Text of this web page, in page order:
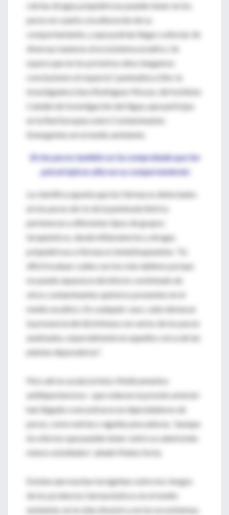
ciertas drogas psiquiátricas pueden tener en los
peces en cuanto a la alteración de su
comportamiento, y que podrían llegar a afectar de
diversas maneras al ecosistema acuático. Se
espera que en los próximos años tengamos
conclusiones al respecto”, puntualiza a Sinc la
investigadora Sara Rodríguez Mozaz, del Instituto
Catalán de Investigación del Agua, que participa
en la Red Europea sobre Contaminantes
Emergentes en el medio ambiente.
En los peces también se ha comprobado que los
psicotrópicos alteran su comportamiento
La científica apunta que los fármacos detectados
en los peces de río de la península ibérica
pertenecen a diferentes tipos de grupos
terapéuticos, desde inflamatorios y drogas
psiquiátricas a fármacos betabloqueantes. “Es
difícil evaluar cuáles son los más dañinos porque
no puede separarse del efecto combinado de
otros contaminantes químicos presentes en el
medio acuático. En cualquier caso, cabe destacar
la presencia del diclofenaco en varios de los peces
analizados, especialmente en aquellos cerca de las
plantas depuradoras”.
Pero ahí no acaba la lista. Medicamentos
antihipertensivos –que reducen la presión arterial–
han llegado a encontrarse en depredadores de
peces, como nutrias o águilas pescadoras, “aunque
los efectos que pueden tener sobre su salud están
menos estudiados”, añade Mateo Soria.
Existen aún muchas incógnitas sobre los riesgos
de los productos farmacéuticos en el medio
ambiente, en la vida silvestre y en los ecosistemas.